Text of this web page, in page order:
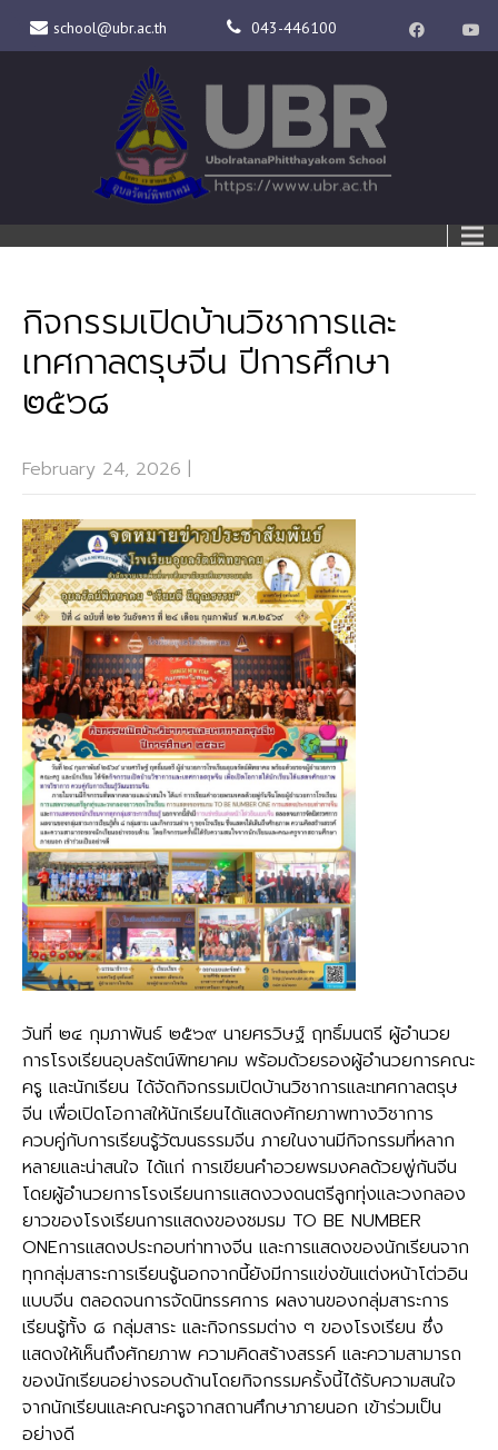
school@ubr.ac.th 043-446100
กิจกรรมเปิดบ้านวิชาการและ
เทศกาลตรุษจีน ปีการศึกษา
๒๕๖๘
February 24, 2026 |
วันที่ ๒๔ กุมภาพันธ์ ๒๕๖๙ นายศรวิษฐ์ ฤทธิ์มนตรี ผู้อำนวย
การโรงเรียนอุบลรัตน์พิทยาคม พร้อมด้วยรองผู้อำนวยการคณะ
ครู และนักเรียน ได้จัดกิจกรรมเปิดบ้านวิชาการและเทศกาลตรุษ
จีน เพื่อเปิดโอกาสให้นักเรียนได้แสดงศักยภาพทางวิชาการ
ควบคู่กับการเรียนรู้วัฒนธรรมจีน ภายในงานมีกิจกรรมที่หลาก
หลายและน่าสนใจ ได้แก่ การเขียนคำอวยพรมงคลด้วยพู่กันจีน
โดยผู้อำนวยการโรงเรียนการแสดงวงดนตรีลูกทุ่งและวงกลอง
ยาวของโรงเรียนการแสดงของชมรม TO BE NUMBER
ONEการแสดงประกอบท่าทางจีน และการแสดงของนักเรียนจาก
ทุกกลุ่มสาระการเรียนรู้นอกจากนี้ยังมีการแข่งขันแต่งหน้าโต่วอิน
แบบจีน ตลอดจนการจัดนิทรรศการ ผลงานของกลุ่มสาระการ
เรียนรู้ทั้ง ๘ กลุ่มสาระ และกิจกรรมต่าง ๆ ของโรงเรียน ซึ่ง
แสดงให้เห็นถึงศักยภาพ ความคิดสร้างสรรค์ และความสามารถ
ของนักเรียนอย่างรอบด้านโดยกิจกรรมครั้งนี้ได้รับความสนใจ
จากนักเรียนและคณะครูจากสถานศึกษาภายนอก เข้าร่วมเป็น
อย่างดี